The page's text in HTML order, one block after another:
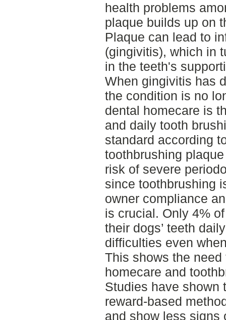
health problems
plaque builds up on
Plaque can lead to
(gingivitis), which in
in the teeth's
When gingivitis has
the condition is no
dental homecare is
and daily tooth
standard according
toothbrushing
risk of severe
since toothbrushing
owner compliance
is crucial. Only 4%
their dogs’ teeth
difficulties even
This shows the
homecare and
Studies have shown
reward-based
and show less signs